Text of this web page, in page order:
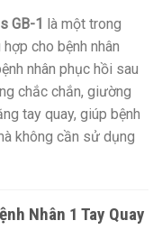
GB-1 là một trong
cho bệnh nhân
nhân phục hồi sau
chắc chắn, giường
tay quay, giúp bệnh
không cần sử dụng
Nhân 1 Tay Quay